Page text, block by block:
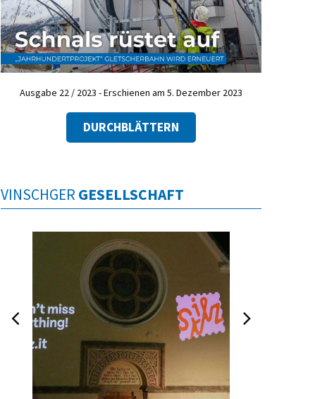
Ausgabe 22 / 2023 - Erschienen am 5. Dezember 2023
DURCHBLÄTTERN
VINSCHGER GESELLSCHAFT